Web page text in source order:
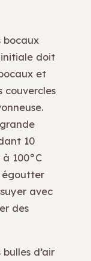
bocaux
initiale doit
et
couvercles
10
100°C
égoutter
avec
des
d’air